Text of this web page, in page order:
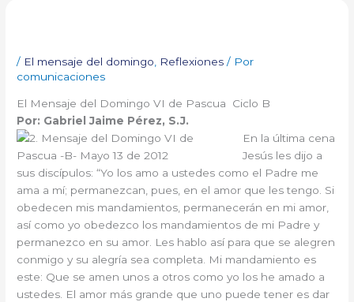
/ El mensaje del domingo Reflexiones / Por
comunicaciones
El Mensaje del Domingo VI de Pascua Ciclo B
Por: Gabriel Jaime Pérez, S.J.
En la última cena
Jesús les dijo a
sus discípulos: “Yo los amo a ustedes como el Padre me
ama a mí; permanezcan, pues, en el amor que les tengo. Si
obedecen mis mandamientos, permanecerán en mi amor,
así como yo obedezco los mandamientos de mi Padre y
permanezco en su amor. Les hablo así para que se alegren
conmigo y su alegría sea completa. Mi mandamiento es
este: Que se amen unos a otros como yo los he amado a
ustedes. El amor más grande que uno puede tener es dar